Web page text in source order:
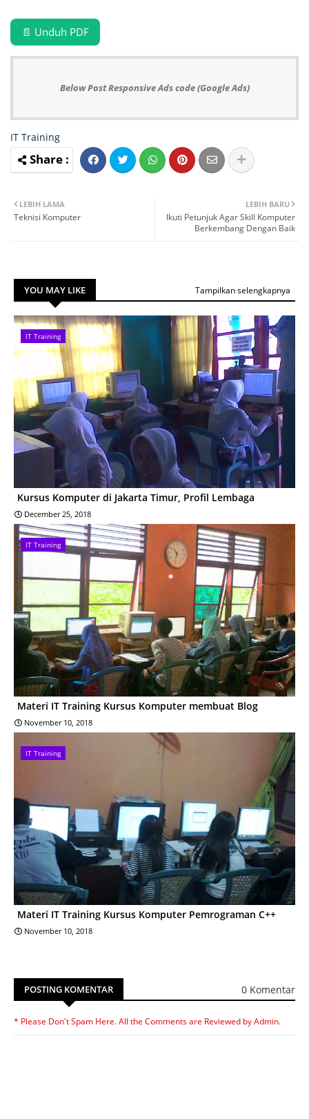
📄 Unduh PDF
Below Post Responsive Ads code (Google Ads)
IT Training
LEBIH BARU
Ikuti Petunjuk Agar Skill Komputer
Berkembang Dengan Baik
LEBIH LAMA
Teknisi Komputer
YOU MAY LIKE Tampilkan selengkapnya
IT Training
Kursus Komputer di Jakarta Timur, Profil Lembaga
December 25, 2018
IT Training
Materi IT Training Kursus Komputer membuat Blog
November 10, 2018
IT Training
Materi IT Training Kursus Komputer Pemrograman C++
November 10, 2018
POSTING KOMENTAR 0 Komentar
* Please Don't Spam Here. All the Comments are Reviewed by Admin.